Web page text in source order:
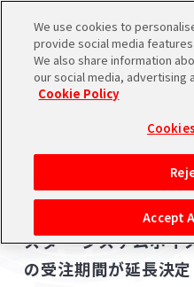
バンダイナムコIDで
アイドルマスター ポ
活動履歴
閲覧履歴・購入履歴
ニ
グッズ
2022.08.31
【765】オンキヨー
スター システムボイ
の受注期間が延長決定
We use cookies to
provide social media
We also share information
our social media, advertising
Cookie Policy
Accept